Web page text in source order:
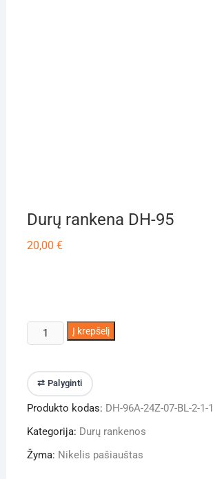
Durų rankena DH-95
20,00 €
produkto
kiekis:
rankena
DH-
95
Į krepšelį
⇄ Palyginti
Produkto kodas: DH-96A-24Z-07-BL-2-1-1
Kategorija: Durų rankenos
Žyma: Nikelis pašiauštas